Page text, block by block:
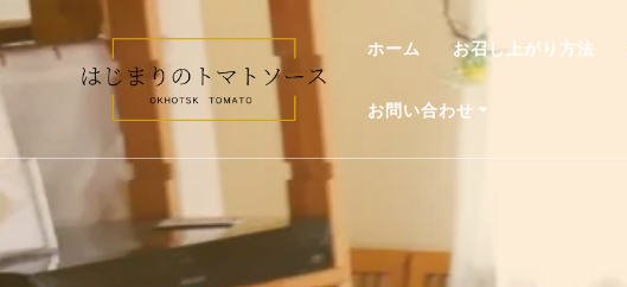
コ
ン
テ
ツ
へ
プ
ホーム お召し上がり方法
お問い合わせ